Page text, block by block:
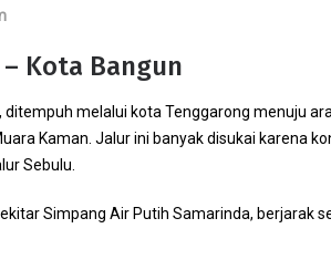
Kota Bangun
melalui kota Tenggarong menuju
Kaman. Jalur ini banyak disukai karena
Sebulu.
Simpang Air Putih Samarinda, berjarak